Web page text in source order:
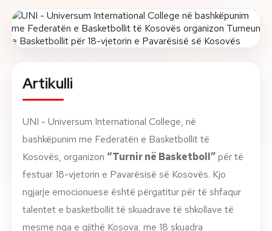
Kontakti
HYR
LMS Canvas
Artikulli
UNI - Universum International College, në
bashkëpunim me Federatën e Basketbollit të
Kosovës, organizon “Turnir në Basketboll”për të
festuar 18-vjetorin e Pavarësisë së Kosovës. Kjo
ngjarje emocionuese është përgatitur për të shfaqur
talentet e basketbollit të skuadrave të shkollave të
mesme nga e gjithë Kosova, me 18 skuadra